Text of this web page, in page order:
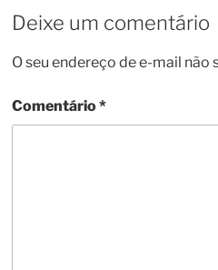
Deixe um comentário
O seu endereço de e-mail não
Comentário*